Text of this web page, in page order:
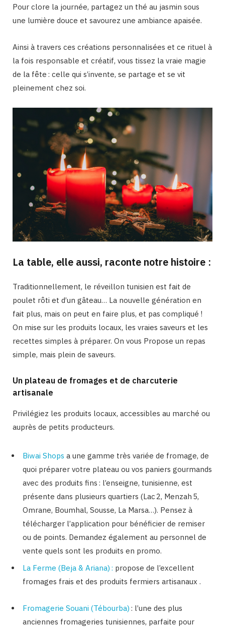
Pour clore la journée, partagez un thé au jasmin sous
une lumière douce et savourez une ambiance apaisée.
Ainsi à travers ces créations personnalisées et ce rituel à
la fois responsable et créatif, vous tissez la vraie magie
de la fête : celle qui s’invente, se partage et se vit
pleinement chez soi.
La table, elle aussi, raconte notre histoire :
Traditionnellement, le réveillon tunisien est fait de
poulet rôti et d’un gâteau… La nouvelle génération en
fait plus, mais on peut en faire plus, et pas compliqué !
On mise sur les produits locaux, les vraies saveurs et les
recettes simples à préparer. On vous Propose un repas
simple, mais plein de saveurs.
Un plateau de fromages et de charcuterie
artisanale
Privilégiez les produits locaux, accessibles au marché ou
auprès de petits producteurs.
Biwai Shops a une gamme très variée de fromage, de
quoi préparer votre plateau ou vos paniers gourmands
avec des produits fins : l’enseigne, tunisienne, est
présente dans plusieurs quartiers (Lac 2, Menzah 5,
Omrane, Boumhal, Sousse, La Marsa…). Pensez à
télécharger l’application pour bénéficier de remiser
ou de points. Demandez également au personnel de
vente quels sont les produits en promo.
La Ferme (Beja & Ariana) : propose de l’excellent
fromages frais et des produits fermiers artisanaux .
Fromagerie Souani (Tébourba) : l’une des plus
anciennes fromageries tunisiennes, parfaite pour